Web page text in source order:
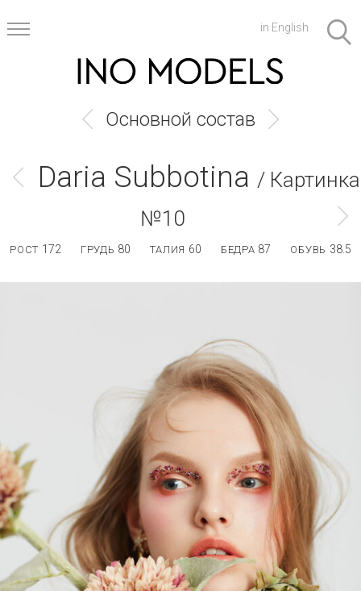
in English
Основной состав
Daria Subbotina / Картинка
№10
РОСТ 172 ГРУДЬ 80 ТАЛИЯ 60 БЕДРА 87 ОБУВЬ 38.5